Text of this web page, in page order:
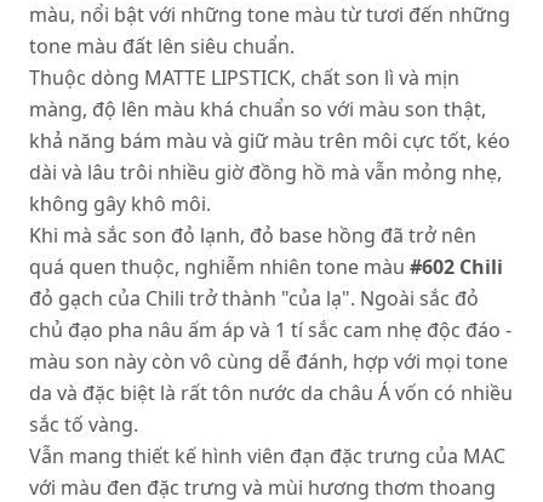
màu, nổi bật với những tone màu từ tươi đến những
tone màu đất lên siêu chuẩn.
Thuộc dòng MATTE LIPSTICK, chất son lì và mịn
màng, độ lên màu khá chuẩn so với màu son thật,
khả năng bám màu và giữ màu trên môi cực tốt, kéo
dài và lâu trôi nhiều giờ đồng hồ mà vẫn mỏng nhẹ,
không gây khô môi.
Khi mà sắc son đỏ lạnh, đỏ base hồng đã trở nên
quá quen thuộc, nghiễm nhiên tone màu #602 Chili
đỏ gạch của Chili trở thành "của lạ". Ngoài sắc đỏ
chủ đạo pha nâu ấm áp và 1 tí sắc cam nhẹ độc đáo -
màu son này còn vô cùng dễ đánh, hợp với mọi tone
da và đặc biệt là rất tôn nước da châu Á vốn có nhiều
sắc tố vàng.
Vẫn mang thiết kế hình viên đạn đặc trưng của MAC
với màu đen đặc trưng và mùi hương thơm thoang